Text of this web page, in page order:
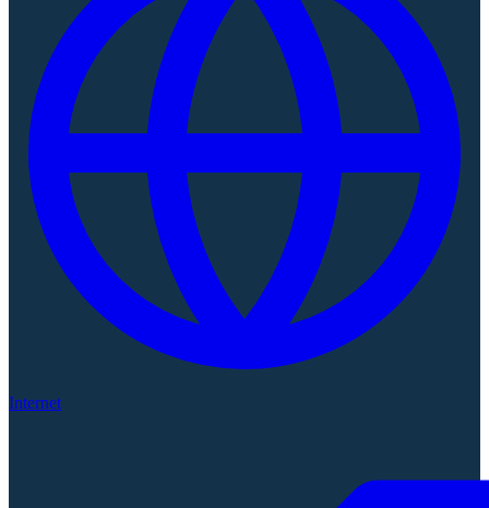
Internet